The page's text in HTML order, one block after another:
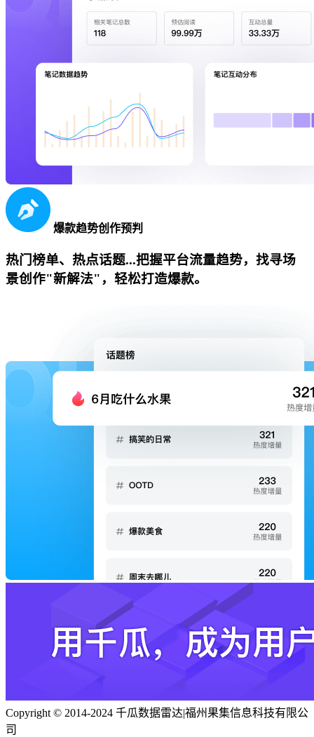
爆款趋势创作预判
热门榜单、热点话题...把握平台流量趋势，找寻场
景创作"新解法"，轻松打造爆款。
Copyright © 2014-2024 千瓜数据雷达|福州果集信息科技有限公
司